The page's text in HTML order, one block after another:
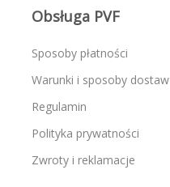
Obsługa PVF
Sposoby płatności
Warunki i sposoby dostaw
Regulamin
Polityka prywatności
Zwroty i reklamacje